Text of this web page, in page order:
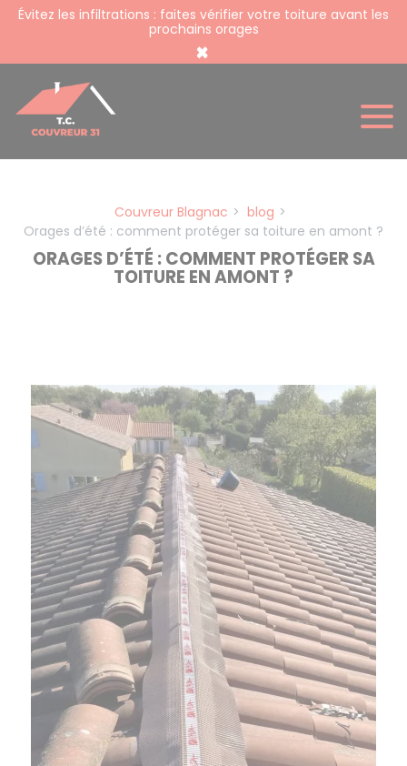
Évitez les infiltrations : faites vérifier votre toiture avant les
prochains orages
×
Couvreur Blagnac
blog
Orages d’été : comment protéger sa toiture en amont ?
ORAGES D’ÉTÉ : COMMENT PROTÉGER SA
TOITURE EN AMONT ?
Panneau de gestion des cookies